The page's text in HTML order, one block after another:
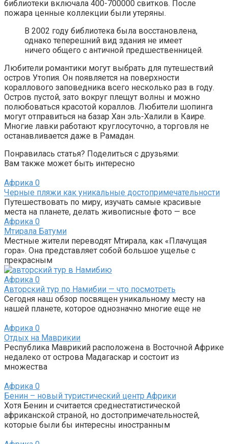
библиотеки включала 400-700000 свитков. После
пожара ценные коллекции были утеряны.
В 2002 году библиотека была восстановлена,
однако теперешний вид здания не имеет
ничего общего с античной предшественницей.
Любители романтики могут выбрать для путешествий
остров Утопия. Он появляется на поверхности
кораллового заповедника всего несколько раз в году.
Остров пустой, зато вокруг плещут волны и можно
полюбоваться красотой кораллов. Любители шопинга
могут отправиться на базар Хан эль-Халили в Каире.
Многие лавки работают круглосуточно, а торговля не
останавливается даже в Рамадан.
Понравилась статья? Поделиться с друзьями:
Вам также может быть интересно
Африка 0
Черные пляжи как уникальные достопримечательности
Путешествовать по миру, изучать самые красивые
места на планете, делать живописные фото — все
Африка 0
Мтирала Батуми
Местные жители переводят Мтирала, как «Плачущая
гора». Она представляет собой большое ущелье с
прекрасным
Африка 0
Авторский тур по Намибии — что посмотреть
Сегодня наш обзор посвящен уникальному месту на
нашей планете, которое однозначно многие еще не
Африка 0
Отдых на Маврикии
Республика Маврикий расположена в Восточной Африке
недалеко от острова Мадагаскар и состоит из
множества
Африка 0
Бенин – новый туристический центр Африки
Хотя Бенин и считается среднестатистической
африканской страной, но достопримечательностей,
которые были бы интересны иностранным